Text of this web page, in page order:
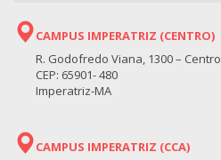
CAMPUS IMPERATRIZ (CENTRO)
R. Godofredo Viana, 1300 – Centro
CEP: 65901- 480
Imperatriz-MA
CAMPUS IMPERATRIZ (CCA)